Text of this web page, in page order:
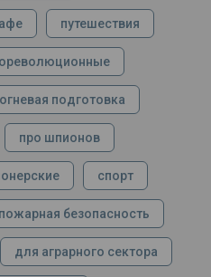
путешествия
огневая подготовка
про шпионов
спорт
пожарная безопасность
для аграрного сектора